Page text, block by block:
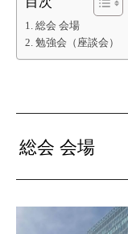
総会 会場
勉強会（座談会）
総会 会場